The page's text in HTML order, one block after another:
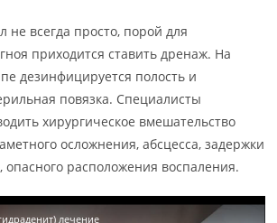
не всегда просто, порой для
приходится ставить дренаж. На
дезинфицируется полость и
повязка. Специалисты
хирургическое вмешательство
осложнения, абсцесса, задержки
опасного расположения воспаления.
лечение